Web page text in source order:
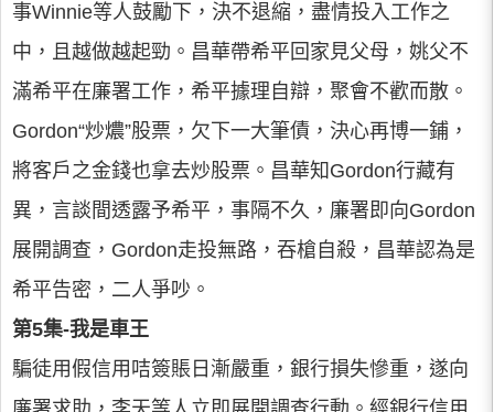
事Winnie等人鼓勵下，決不退縮，盡情投入工作之
中，且越做越起勁。昌華帶希平回家見父母，姚父不
滿希平在廉署工作，希平據理自辯，聚會不歡而散。
Gordon“炒燶”股票，欠下一大筆債，決心再博一鋪，
將客戶之金錢也拿去炒股票。昌華知Gordon行藏有
異，言談間透露予希平，事隔不久，廉署即向Gordon
展開調查，Gordon走投無路，吞槍自殺，昌華認為是
希平告密，二人爭吵。
第5集-我是車王
騙徒用假信用咭簽賬日漸嚴重，銀行損失慘重，遂向